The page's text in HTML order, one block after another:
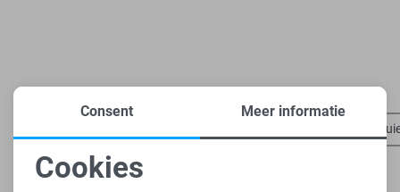
Heb je dit al eens bekeken?
Pieces
Noodzakelijke cookies
Consent Meer informatie
Cookies